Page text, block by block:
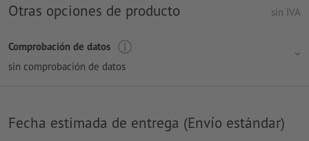
Otras opciones de producto sin IVA
Comprobación de datos
sin comprobación de datos
Fecha estimada de entrega (Envío estándar)